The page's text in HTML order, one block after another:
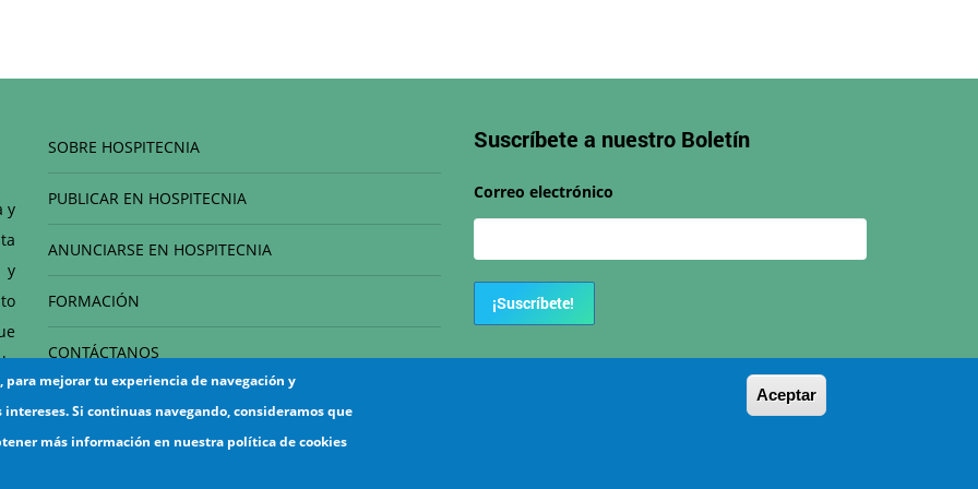
y
y
SOBRE HOSPITECNIA
PUBLICAR EN HOSPITECNIA
ANUNCIARSE EN HOSPITECNIA
FORMACIÓN
CONTÁCTANOS
Suscríbete a nuestro Boletín
Correo electrónico
¡Suscríbete!
para mejorar tu experiencia de navegación y
Si continuas navegando, consideramos que
más información en nuestra política de cookies
Aceptar